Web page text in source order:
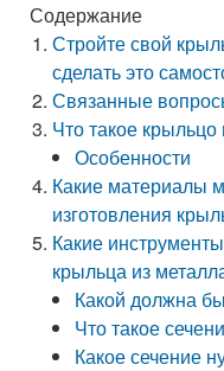
Содержание
Стройте свой
сделать это
Связанные
Что такое крыльцо
Особенности
Какие материалы
изготовления
Какие
крыльца из
Какой должна
Что такое
Какое сечение